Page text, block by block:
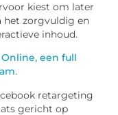
kiest om later
het zorgvuldig en
inhoud.
een full
.
retargeting
gericht op